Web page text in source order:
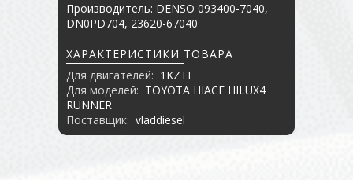
Производитель: DENSO 093400-7040,
DN0PD704, 23620-67040
ХАРАКТЕРИСТИКИ ТОВАРА
Для двигателей: 1KZTE
Для моделей: TOYOTA HIACE HILUX4
RUNNER
Поставщик: vladdiesel